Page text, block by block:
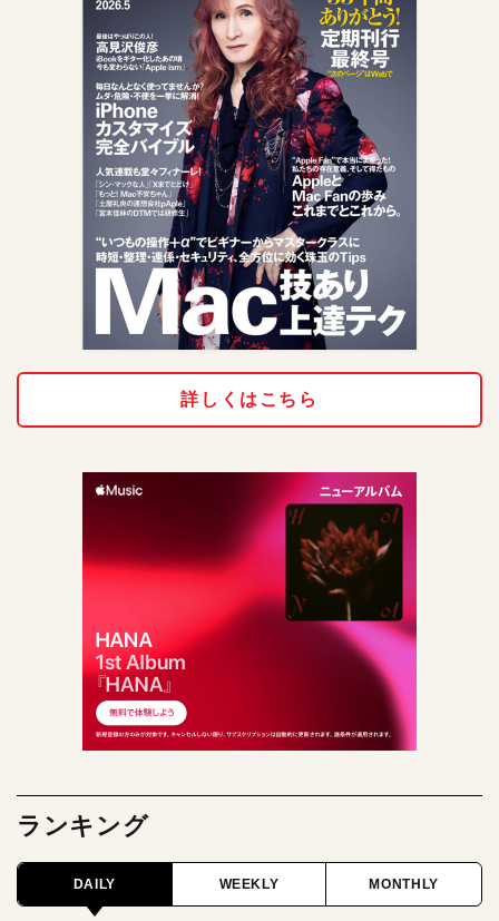
詳しくはこちら
ランキング
DAILY WEEKLY MONTHLY